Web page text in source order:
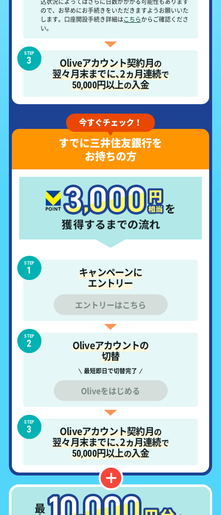
ので、お早めにお手続きをいただきますようお願いいた
します。口座開設手続き詳細はこちらからご確認くださ
い。
STEP
Oliveアカウント契約月の
翌々月末までに、2ヵ月連続で
50,000円以上の入金
今すぐチェック！
すでに三井住友銀行を
お持ちの方
STEP
キャンペーンに
エントリー
エントリーはこちら
STEP
Oliveアカウントの
切替
最短即日で切替完了
Oliveをはじめる
STEP
Oliveアカウント契約月の
翌々月末までに、2ヵ月連続で
50,000円以上の入金